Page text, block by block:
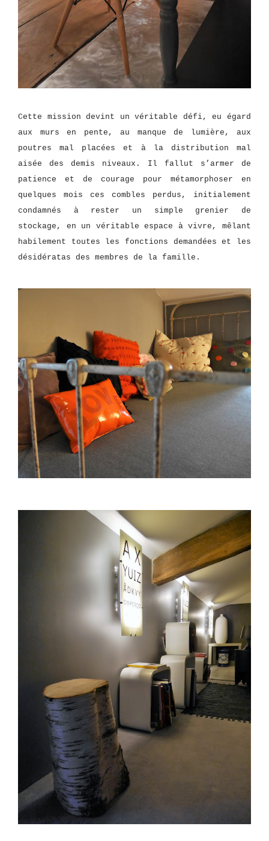
Cette mission devint un véritable défi, eu égard
aux murs en pente, au manque de lumière, aux
poutres mal placées et à la distribution mal
aisée des demis niveaux. Il fallut s’armer de
patience et de courage pour métamorphoser en
quelques mois ces combles perdus, initialement
condamnés à rester un simple grenier de
stockage, en un véritable espace à vivre, mêlant
habilement toutes les fonctions demandées et les
désidératas des membres de la famille.